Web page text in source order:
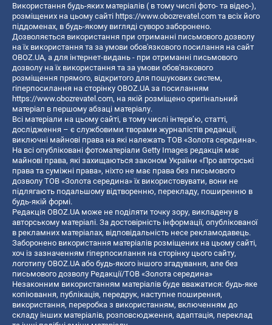
Використання будь-яких матеріалів ( в тому числі фото- та відео-),
розміщених на цьому сайті https://www.obozrevatel.com та всіх його
піддоменах, в будь-якому вигляді суворо заборонено.
Дозволяється використання при отриманні письмового дозволу
на їх використання та за умови обов'язкового посилання на сайт
OBOZ.UA, а для інтернет-видань - при отриманні письмового
дозволу на їх використання та за умови обов'язкового
розміщення прямого, відкритого для пошукових систем,
гіперпосилання на сторінку OBOZ.UA за посиланням
https://www.obozrevatel.com, на якій розміщено оригінальний
матеріал в першому абзаці матеріалу.
Всі матеріали на цьому сайті, в тому числі інтерв’ю, статті,
дослідження – є службовими творами журналістів редакції,
виключні майнові права на які належать ТОВ «Золота середина».
На всі опубліковані фотоматеріали Getty Images редакція має
майнові права, які захищаються законом України «Про авторські
права та суміжні права», ніхто не має права без письмового
дозволу ТОВ «Золота середина» їх використовувати, вони не
підлягають подальшому відтворенню, перекладу, поширенню в
будь-якій формі.
Редакція OBOZ.UA може не поділяти точку зору, викладену в
авторському матеріалі. За достовірність інформації, опублікованої
в рекламних матеріалах, відповідальність несе рекламодавець.
Заборонено використання матеріалів розміщених на цьому сайті,
хоч із зазначенням гіперпосилання на сторінку цього сайту,
логотипу OBOZ.UA або будь-якого іншого згадування, але без
письмового дозволу Редакції/ТОВ «Золота середина»
Незаконним використанням матеріалів буде вважатися: будь-яке
копiювання, публiкацiя, передрук, наступне поширення,
використання, переробка з використанням, включенням до
складу інших матеріалів, розповсюдження, адаптація, переклад